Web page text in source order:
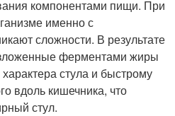
компонентами пищи. При
именно с
сложности. В результате
ферментами жиры
стула и быстрому
вдоль кишечника, что
стул.